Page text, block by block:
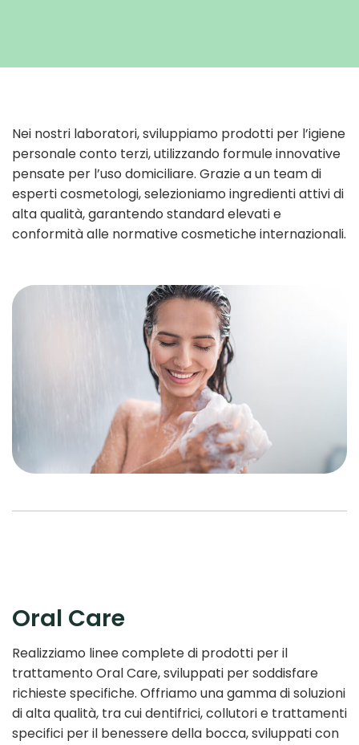
Nei nostri laboratori, sviluppiamo prodotti per l’igiene
personale conto terzi, utilizzando formule innovative
pensate per l’uso domiciliare. Grazie a un team di
esperti cosmetologi, selezioniamo ingredienti attivi di
alta qualità, garantendo standard elevati e
conformità alle normative cosmetiche internazionali.
Oral Care
Realizziamo linee complete di prodotti per il
trattamento Oral Care, sviluppati per soddisfare
richieste specifiche. Offriamo una gamma di soluzioni
di alta qualità, tra cui dentifrici, collutori e trattamenti
specifici per il benessere della bocca, sviluppati con